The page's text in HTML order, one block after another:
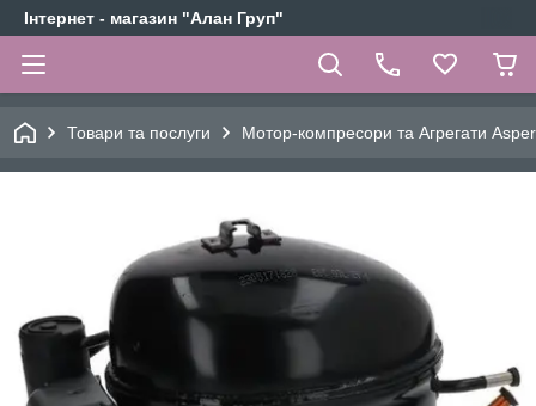
Інтернет - магазин "Алан Груп"
Товари та послуги Мотор-компресори та Агрегати